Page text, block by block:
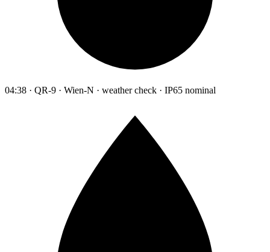
04:38 · QR-9 · Wien-N · weather check · IP65 nominal